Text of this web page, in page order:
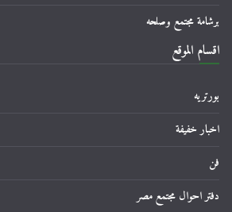
برشامة مجتمع وصلحه
اقسام الموقع
بورتريه
اخبار خفيفة
فن
دفتر احوال مجتمع مصر